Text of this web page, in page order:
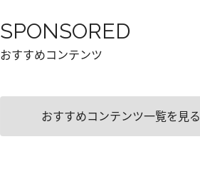
SPONSORED
おすすめコンテンツ
おすすめコンテンツ一覧を見る